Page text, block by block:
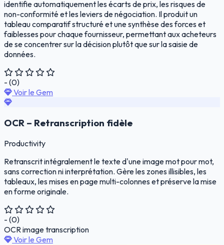
identifie automatiquement les écarts de prix, les risques de
non-conformité et les leviers de négociation. Il produit un
tableau comparatif structuré et une synthèse des forces et
faiblesses pour chaque fournisseur, permettant aux acheteurs
de se concentrer sur la décision plutôt que sur la saisie de
données.
- (0)
Voir le Gem
OCR – Retranscription fidèle
Productivity
Retranscrit intégralement le texte d'une image mot pour mot,
sans correction ni interprétation. Gère les zones illisibles, les
tableaux, les mises en page multi-colonnes et préserve la mise
en forme originale.
- (0)
OCR imagetranscription
Voir le Gem